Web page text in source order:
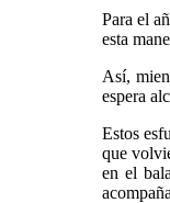
Para el
esta
Así,
espera
Estos
que
en el